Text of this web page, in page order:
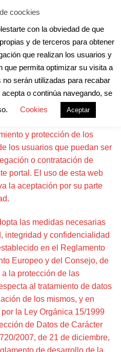
Registro
a los usuarios de su
y protección de los
los usuarios que puedan ser
o contratación de
portal. El uso de esta web
la aceptación por su parte
las medidas necesarias
integridad y confidencialidad
en el Reglamento
Europeo y del Consejo, de
la protección de las
al tratamiento de datos
de los mismos, y en
la Ley Orgánica 15/1999
de Datos de Carácter
2007, de 21 de diciembre,
de desarrollo de la
coockies
con la obviedad de que
y de terceros para obtener
que realizan los usuarios y
que permita optimizar su visita a
serán utilizadas para recabar
o continúa navegando, se
Cookies Aceptar